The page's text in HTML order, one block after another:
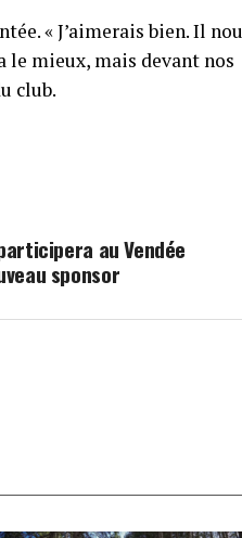
« J’aimerais bien. Il
le mieux, mais devant nos
club.
au Vendée
sponsor